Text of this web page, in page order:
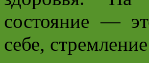
состояние —
себе,